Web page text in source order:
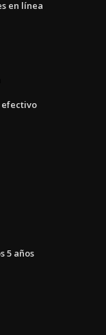
en línea
efectivo
5 años